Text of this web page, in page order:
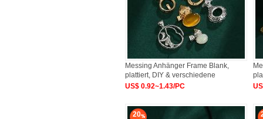
Messing Anhänger Frame Blank,
plattiert, DIY & verschiedene
US$ 0.92~1.43/PC
20